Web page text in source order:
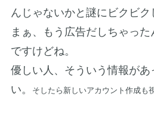
んじゃないかと謎にビクビク
まぁ、もう広告だしちゃっ
ですけどね。
優しい人、そういう情報があ
い。
そしたら新しいアカウント作成も